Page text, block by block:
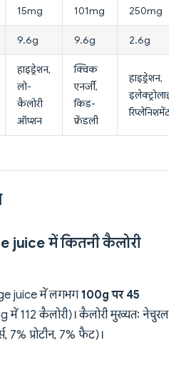
15mg 101mg 250mg
9.6g 9.6g 2.6g
हाइड्रेशन,
लो-
कैलोरी
ऑप्शन
क्विक
एनर्जी,
किड-
फ्रेंडली
हाइड्रेशन,
इलेक्ट्रोलाइट
रिप्लेनिशमेंट
juice में कितनी कैलोरी
juice में लगभग100g पर 45
में 112 कैलोरी)। कैलोरी मुख्यतः नेचुरल
7% प्रोटीन, 7% फैट)।